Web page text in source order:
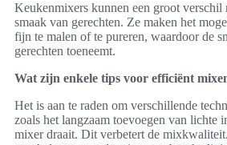
Keukenmixers kunnen een groot verschil
smaak van gerechten. Ze maken het
fijn te malen of te pureren, waardoor de
gerechten toeneemt.
Wat zijn enkele tips voor efficiënt
Het is aan te raden om verschillende
zoals het langzaam toevoegen van lichte
mixer draait. Dit verbetert de